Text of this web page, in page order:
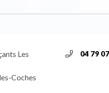
Les
Coches
04 79